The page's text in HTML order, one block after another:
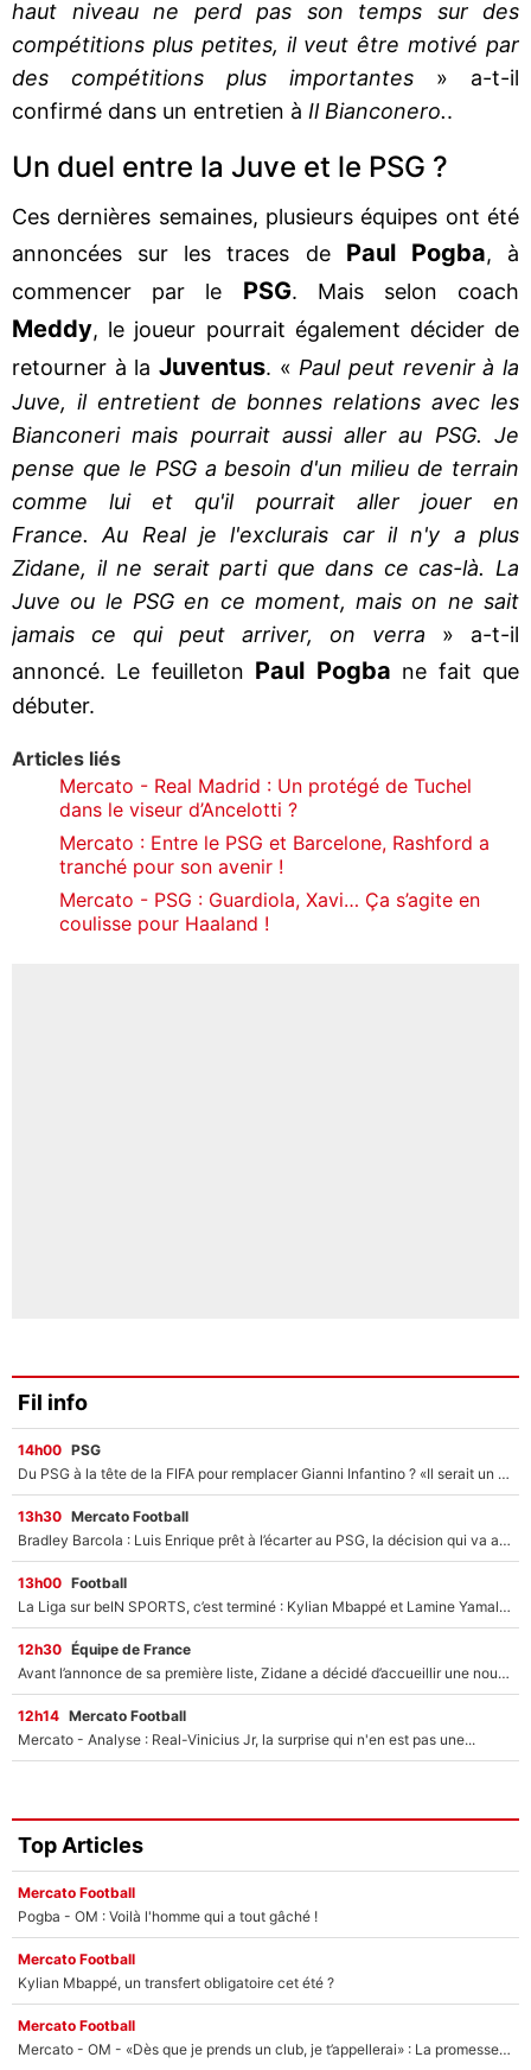
haut niveau ne perd pas son temps sur des
compétitions plus petites, il veut être motivé par
des compétitions plus importantes » a-t-il
confirmé dans un entretien à Il Bianconero..
Un duel entre la Juve et le PSG ?
Ces dernières semaines, plusieurs équipes ont été
annoncées sur les traces de Paul Pogba, à
commencer par le PSG. Mais selon coach
Meddy, le joueur pourrait également décider de
retourner à la Juventus. « Paul peut revenir à la
Juve, il entretient de bonnes relations avec les
Bianconeri mais pourrait aussi aller au PSG. Je
pense que le PSG a besoin d'un milieu de terrain
comme lui et qu'il pourrait aller jouer en
France. Au Real je l'exclurais car il n'y a plus
Zidane, il ne serait parti que dans ce cas-là. La
Juve ou le PSG en ce moment, mais on ne sait
jamais ce qui peut arriver, on verra » a-t-il
annoncé. Le feuilleton Paul Pogba ne fait que
débuter.
Articles liés
Mercato - Real Madrid : Un protégé de Tuchel
dans le viseur d’Ancelotti ?
Mercato : Entre le PSG et Barcelone, Rashford a
tranché pour son avenir !
Mercato - PSG : Guardiola, Xavi… Ça s’agite en
coulisse pour Haaland !
Fil info
14h00 PSG
Du PSG à la tête de la FIFA pour remplacer Gianni Infantino ? «Il serait un mauvais président», le patron de la Liga s'attaque à Nasser Al-Khelaïfi !
13h30 Mercato Football
Bradley Barcola : Luis Enrique prêt à l’écarter au PSG, la décision qui va accélérer son transfert à Liverpool ?
13h00 Football
La Liga sur beIN SPORTS, c’est terminé : Kylian Mbappé et Lamine Yamal changent de chaîne, «le moment était venu d'ouvrir un nouveau chapitre»
12h30 Équipe de France
Avant l’annonce de sa première liste, Zidane a décidé d’accueillir une nouvelle tête en équipe de France
12h14 Mercato Football
Mercato - Analyse : Real-Vinicius Jr, la surprise qui n'en est pas une...
Top Articles
Mercato Football
Pogba - OM : Voilà l'homme qui a tout gâché !
Mercato Football
Kylian Mbappé, un transfert obligatoire cet été ?
Mercato Football
Mercato - OM - «Dès que je prends un club, je t’appellerai» : La promesse de Marcelino au moment de claquer la porte